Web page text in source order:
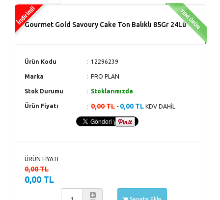
Gourmet Gold Savoury Cake Ton Balıklı 85Gr 24Lü
Ürün Kodu 12296239
Marka PRO PLAN
Stok Durumu Stoklarımızda
Ürün Fiyatı 0,00 TL - 0,00 TL KDV DAHİL
ÜRÜN FİYATI
0,00 TL
0,00 TL